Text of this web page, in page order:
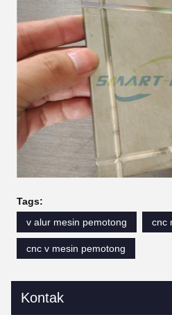
Tags:
v alur mesin pemotong
cnc
cnc v mesin pemotong
Kontak